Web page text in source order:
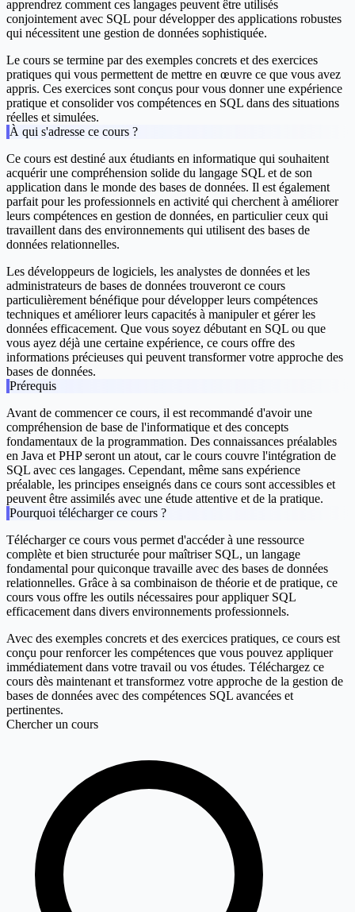
apprendrez comment ces langages peuvent être utilisés
conjointement avec SQL pour développer des applications robustes
qui nécessitent une gestion de données sophistiquée.
Le cours se termine par des exemples concrets et des exercices
pratiques qui vous permettent de mettre en œuvre ce que vous avez
appris. Ces exercices sont conçus pour vous donner une expérience
pratique et consolider vos compétences en SQL dans des situations
réelles et simulées.
À qui s'adresse ce cours ?
Ce cours est destiné aux étudiants en informatique qui souhaitent
acquérir une compréhension solide du langage SQL et de son
application dans le monde des bases de données. Il est également
parfait pour les professionnels en activité qui cherchent à améliorer
leurs compétences en gestion de données, en particulier ceux qui
travaillent dans des environnements qui utilisent des bases de
données relationnelles.
Les développeurs de logiciels, les analystes de données et les
administrateurs de bases de données trouveront ce cours
particulièrement bénéfique pour développer leurs compétences
techniques et améliorer leurs capacités à manipuler et gérer les
données efficacement. Que vous soyez débutant en SQL ou que
vous ayez déjà une certaine expérience, ce cours offre des
informations précieuses qui peuvent transformer votre approche des
bases de données.
Prérequis
Avant de commencer ce cours, il est recommandé d'avoir une
compréhension de base de l'informatique et des concepts
fondamentaux de la programmation. Des connaissances préalables
en Java et PHP seront un atout, car le cours couvre l'intégration de
SQL avec ces langages. Cependant, même sans expérience
préalable, les principes enseignés dans ce cours sont accessibles et
peuvent être assimilés avec une étude attentive et de la pratique.
Pourquoi télécharger ce cours ?
Télécharger ce cours vous permet d'accéder à une ressource
complète et bien structurée pour maîtriser SQL, un langage
fondamental pour quiconque travaille avec des bases de données
relationnelles. Grâce à sa combinaison de théorie et de pratique, ce
cours vous offre les outils nécessaires pour appliquer SQL
efficacement dans divers environnements professionnels.
Avec des exemples concrets et des exercices pratiques, ce cours est
conçu pour renforcer les compétences que vous pouvez appliquer
immédiatement dans votre travail ou vos études. Téléchargez ce
cours dès maintenant et transformez votre approche de la gestion de
bases de données avec des compétences SQL avancées et
pertinentes.
Chercher un cours